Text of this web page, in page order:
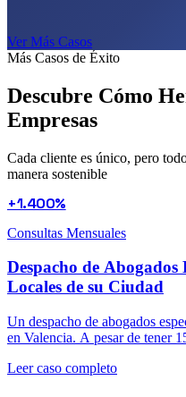
Ver Más Casos
Más Casos de Éxito
Descubre Cómo
Empresas
Cada cliente es único, pero
manera sostenible
+1.400%
Consultas Mensuales
Despacho de
Locales de su Ciudad
Un despacho de abogados
en Valencia. A pesar de tener
Leer caso completo